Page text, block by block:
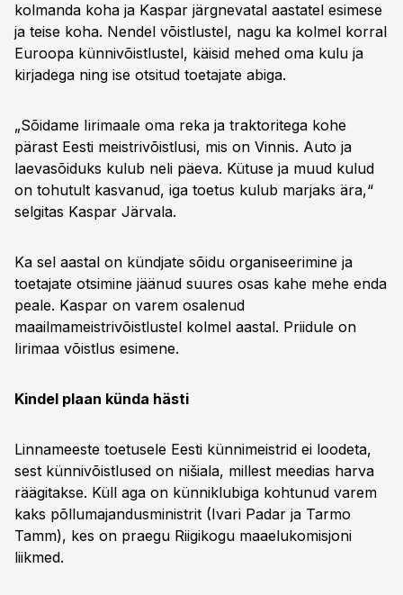
kolmanda koha ja Kaspar järgnevatal aastatel esimese
ja teise koha. Nendel võistlustel, nagu ka kolmel korral
Euroopa künnivõistlustel, käisid mehed oma kulu ja
kirjadega ning ise otsitud toetajate abiga.
„Sõidame Iirimaale oma reka ja traktoritega kohe
pärast Eesti meistrivõistlusi, mis on Vinnis. Auto ja
laevasõiduks kulub neli päeva. Kütuse ja muud kulud
on tohutult kasvanud, iga toetus kulub marjaks ära,“
selgitas Kaspar Järvala.
Ka sel aastal on kündjate sõidu organiseerimine ja
toetajate otsimine jäänud suures osas kahe mehe enda
peale. Kaspar on varem osalenud
maailmameistrivõistlustel kolmel aastal. Priidule on
Iirimaa võistlus esimene.
Kindel plaan künda hästi
Linnameeste toetusele Eesti künnimeistrid ei loodeta,
sest künnivõistlused on nišiala, millest meedias harva
räägitakse. Küll aga on künniklubiga kohtunud varem
kaks põllumajandusministrit (Ivari Padar ja Tarmo
Tamm), kes on praegu Riigikogu maaelukomisjoni
liikmed.